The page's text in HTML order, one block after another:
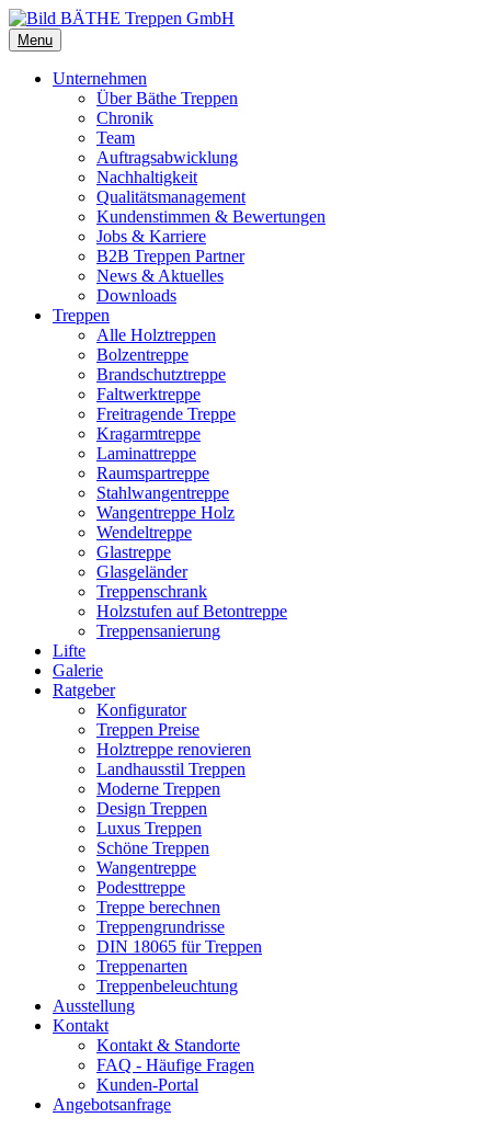
Menu
Unternehmen
Über Bäthe Treppen
Chronik
Team
Auftragsabwicklung
Nachhaltigkeit
Qualitätsmanagement
Kundenstimmen & Bewertungen
Jobs & Karriere
B2B Treppen Partner
News & Aktuelles
Downloads
Treppen
Alle Holztreppen
Bolzentreppe
Brandschutztreppe
Faltwerktreppe
Freitragende Treppe
Kragarmtreppe
Laminattreppe
Raumspartreppe
Stahlwangentreppe
Wangentreppe Holz
Wendeltreppe
Glastreppe
Glasgeländer
Treppenschrank
Holzstufen auf Betontreppe
Treppensanierung
Lifte
Galerie
Ratgeber
Konfigurator
Treppen Preise
Holztreppe renovieren
Landhausstil Treppen
Moderne Treppen
Design Treppen
Luxus Treppen
Schöne Treppen
Wangentreppe
Podesttreppe
Treppe berechnen
Treppengrundrisse
DIN 18065 für Treppen
Treppenarten
Treppenbeleuchtung
Ausstellung
Kontakt
Kontakt & Standorte
FAQ - Häufige Fragen
Kunden-Portal
Angebotsanfrage